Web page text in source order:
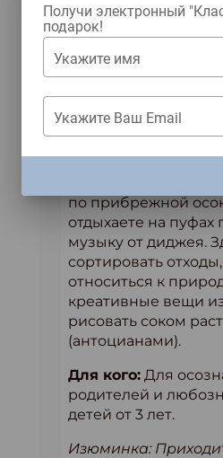
Когда:6–7 июня
выходные лета)
Самый душевный
птицы, и вы
смотрите в
микробов, бродите
по прибрежной
отдыхаете на
музыку от диджея.
сортировать
относиться к
креативные вещи
рисовать соком
(антоцианами).
Для кого: Для
родителей и
детей от 3 лет.
Изюминка:
Получи электронный
подарок!
Укажите имя
Укажите Ваш Email